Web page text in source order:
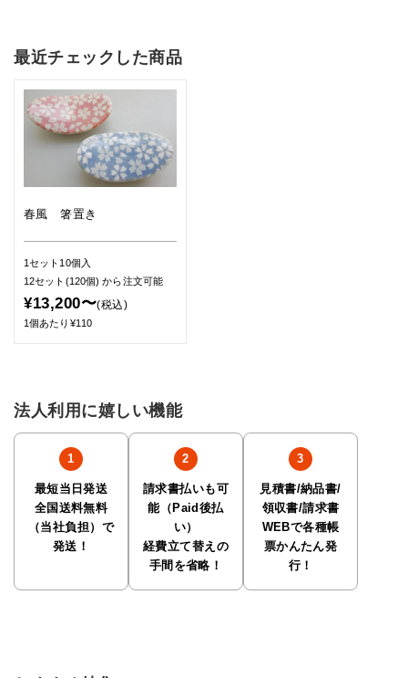
最近チェックした商品
春風 箸置き
1セット10個入
12セット(120個)から注文可能
¥13,200〜(税込)
1個あたり¥110
法人利用に嬉しい機能
最短当日発送
全国送料無料
（当社負担）で
発送！
請求書払いも可
能（Paid後払
い）
経費立て替えの
手間を省略！
見積書/納品書/
領収書/請求書
WEBで各種帳
票かんたん発
行！